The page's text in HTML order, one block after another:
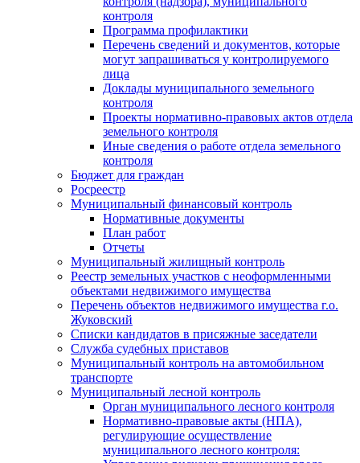
контроля
Программа профилактики
Перечень сведений и документов, которые
могут запрашиваться у контролируемого
лица
Доклады муниципального земельного
контроля
Проекты нормативно-правовых актов отдела
земельного контроля
Иные сведения о работе отдела земельного
контроля
Бюджет для граждан
Росреестр
Муниципальный финансовый контроль
Нормативные документы
План работ
Отчеты
Муниципальный жилищный контроль
Реестр земельных участков с неоформленными
объектами недвижимого имущества
Перечень объектов недвижимого имущества г.о.
Жуковский
Списки кандидатов в присяжные заседатели
Служба судебных приставов
Муниципальный контроль на автомобильном
транспорте
Муниципальный лесной контроль
Орган муниципального лесного контроля
Нормативно-правовые акты (НПА),
регулирующие осуществление
муниципального лесного контроля: